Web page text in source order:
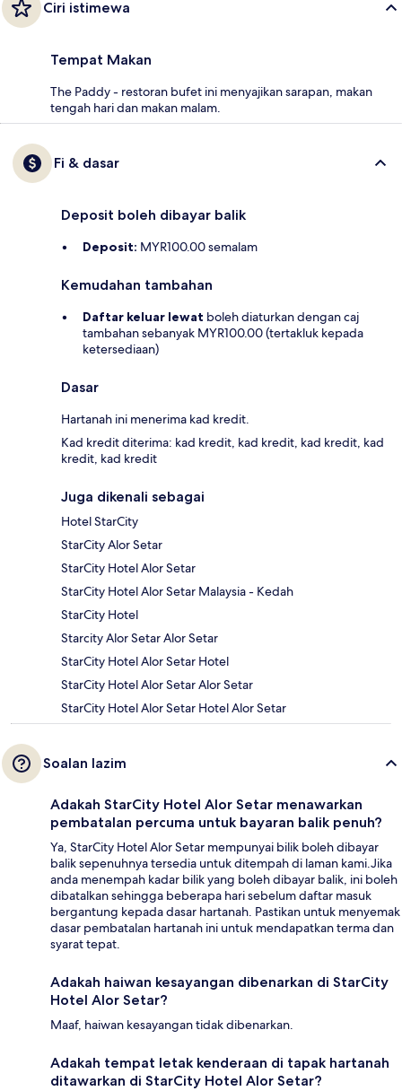
Ciri istimewa
Tempat Makan
The Paddy - restoran bufet ini menyajikan sarapan, makan
tengah hari dan makan malam.
Fi & dasar
Deposit boleh dibayar balik
Deposit: MYR100.00 semalam
Kemudahan tambahan
Daftar keluar lewat boleh diaturkan dengan caj
tambahan sebanyak MYR100.00 (tertakluk kepada
ketersediaan)
Dasar
Hartanah ini menerima kad kredit.
Kad kredit diterima: kad kredit, kad kredit, kad kredit, kad
kredit, kad kredit
Juga dikenali sebagai
Hotel StarCity
StarCity Alor Setar
StarCity Hotel Alor Setar
StarCity Hotel Alor Setar Malaysia - Kedah
StarCity Hotel
Starcity Alor Setar Alor Setar
StarCity Hotel Alor Setar Hotel
StarCity Hotel Alor Setar Alor Setar
StarCity Hotel Alor Setar Hotel Alor Setar
Soalan lazim
Adakah StarCity Hotel Alor Setar menawarkan
pembatalan percuma untuk bayaran balik penuh?
Ya, StarCity Hotel Alor Setar mempunyai bilik boleh dibayar
balik sepenuhnya tersedia untuk ditempah di laman kami.Jika
anda menempah kadar bilik yang boleh dibayar balik, ini boleh
dibatalkan sehingga beberapa hari sebelum daftar masuk
bergantung kepada dasar hartanah. Pastikan untuk menyemak
dasar pembatalan hartanah ini untuk mendapatkan terma dan
syarat tepat.
Adakah haiwan kesayangan dibenarkan di StarCity
Hotel Alor Setar?
Maaf, haiwan kesayangan tidak dibenarkan.
Adakah tempat letak kenderaan di tapak hartanah
ditawarkan di StarCity Hotel Alor Setar?